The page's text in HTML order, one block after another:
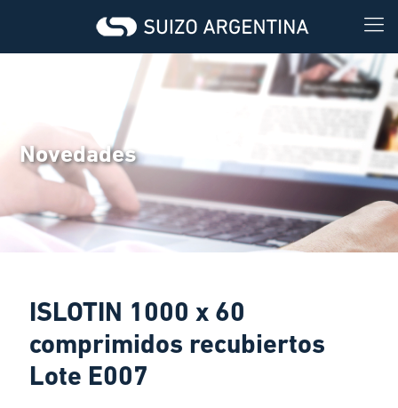
Novedades
ISLOTIN 1000 x 60
comprimidos recubiertos
Lote E007